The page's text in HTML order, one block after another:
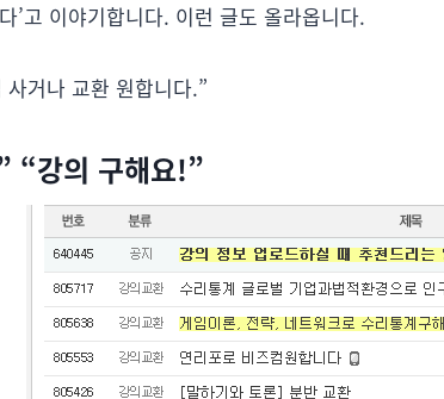
’고 이야기합니다. 이런 글도 올라옵니다.
사거나 교환 원합니다.”
“강의 구해요!”